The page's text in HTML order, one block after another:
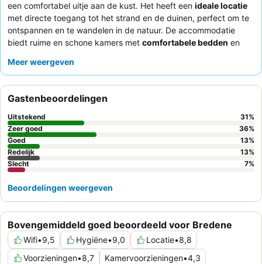
een comfortabel uitje aan de kust. Het heeft een ideale locatie
met directe toegang tot het strand en de duinen, perfect om te
ontspannen en te wandelen in de natuur. De accommodatie
biedt ruime en schone kamers met comfortabele bedden en
prijzen consequent het
ervaring kunt u overwegen een kamer met uitzicht op de tuin
aan te vragen.
Meer weergeven
Bovengemiddeld goed beoordeeld voor Bredene
Wifi•9,5 Hygiëne•9,0 Locatie•8,8
Voorzieningen•8,7 Kamervoorzieningen•4,3
Gastenbeoordelingen
Uitstekend 31%
Zeer goed
36%
Goed
13%
Redelijk
13%
Slecht
7%
Beoordelingen weergeven